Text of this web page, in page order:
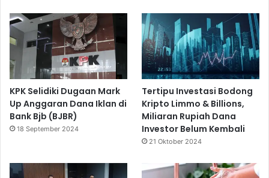
KPK Selidiki Dugaan Mark
Up Anggaran Dana Iklan di
Bank Bjb (BJBR)
18 September 2024
Tertipu Investasi Bodong
Kripto Limmo & Billions,
Miliaran Rupiah Dana
Investor Belum Kembali
21 Oktober 2024